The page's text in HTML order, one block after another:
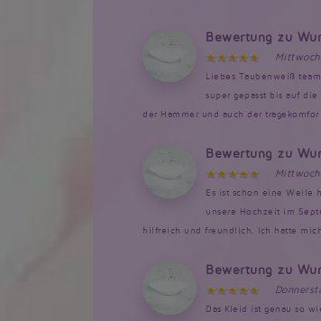
Bewertung zu
Liebes Taubenweiß
super gepasst bis auf
der Hammer und auch der
Bewertung zu
Es ist schon eine Weile
unsere Hochzeit im
hilfreich und freundlich. Ich hatte mich
Bewertung zu
Das Kleid ist genau so